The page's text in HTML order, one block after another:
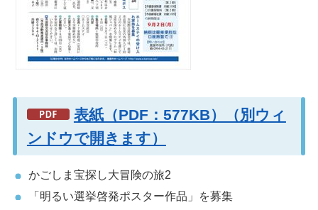
表紙（PDF：577KB）（別ウィ
ンドウで開きます）
かごしま宝探し大冒険の旅2
「明るい選挙啓発ポスター作品」を募集